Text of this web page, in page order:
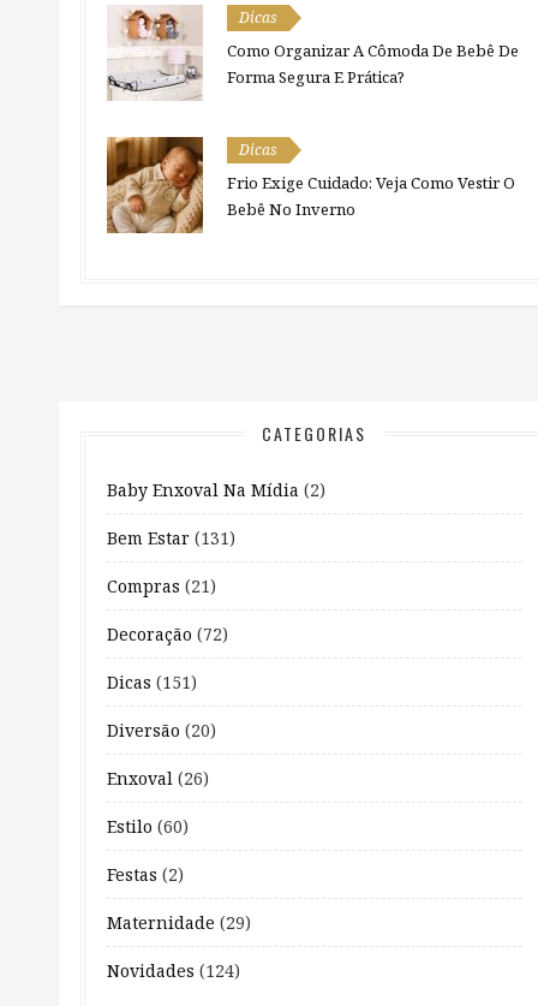
Dicas
Como Organizar A Cômoda De Bebê De
Forma Segura E Prática?
Dicas
Frio Exige Cuidado: Veja Como Vestir O
Bebê No Inverno
CATEGORIAS
Baby Enxoval Na Mídia (2)
Bem Estar (131)
Compras (21)
Decoração (72)
Dicas (151)
Diversão (20)
Enxoval (26)
Estilo (60)
Festas (2)
Maternidade (29)
Novidades (124)